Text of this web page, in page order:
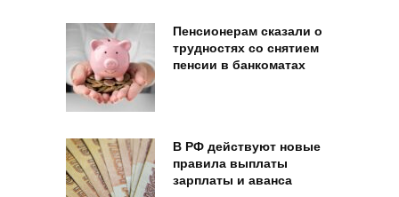
Пенсионерам сказали о
трудностях со снятием
пенсии в банкоматах
В РФ действуют новые
правила выплаты
зарплаты и аванса